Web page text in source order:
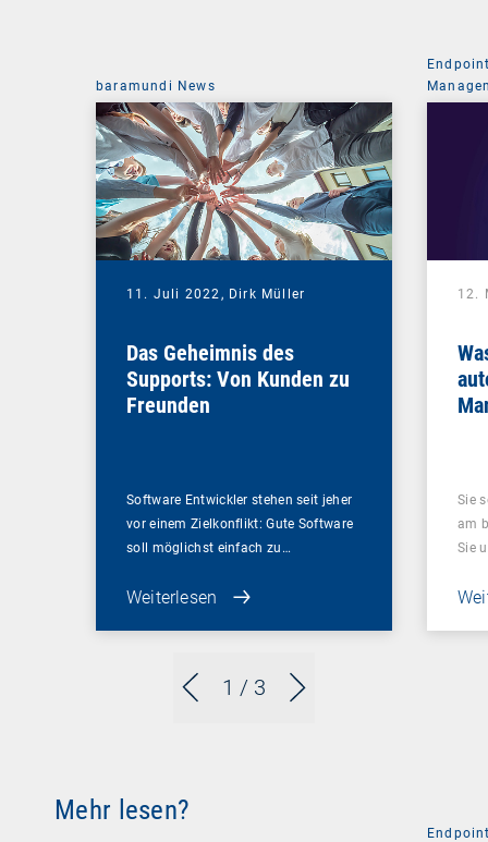
1 / 3
baramundi News
11. Juli 2022, Dirk Müller
Das Geheimnis des
Supports: Von Kunden zu
Freunden
Software Entwickler stehen seit jeher
vor einem Zielkonflikt: Gute Software
soll möglichst einfach zu…
Weiterlesen
12.
Sie
am
Sie
Mehr lesen?